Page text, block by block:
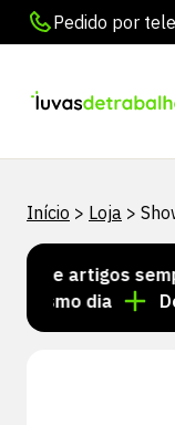
Pedido por
Início > Loja >
de artigos
dia